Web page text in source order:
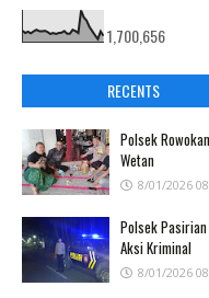
1,700,656
RECENTS
Polsek
Wetan
8/01/2026
Polsek
Aksi Kriminal
8/01/2026